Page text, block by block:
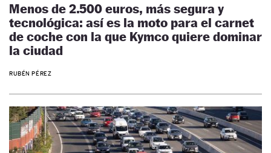
Menos de 2.500 euros, más segura y
tecnológica: así es la moto para el carnet
de coche con la que Kymco quiere dominar
la ciudad
RUBÉN PÉREZ